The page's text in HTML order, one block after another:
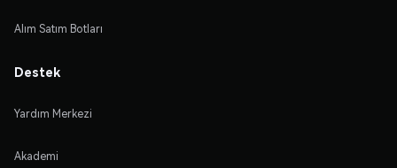
Alım Satım Botları
Destek
Yardım Merkezi
Akademi